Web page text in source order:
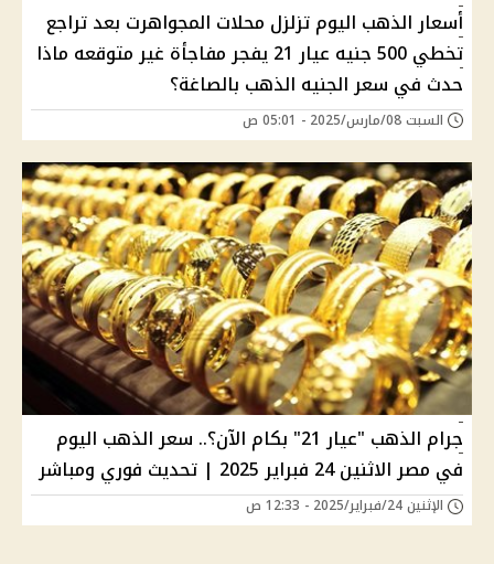
أسعار الذهب اليوم تزلزل محلات المجواهرت بعد تراجع
تخطي 500 جنيه عيار 21 يفجر مفاجأة غير متوقعه ماذا
حدث في سعر الجنيه الذهب بالصاغة؟
السبت 08/مارس/2025 - 05:01 ص
جرام الذهب "عيار 21" بكام الآن؟.. سعر الذهب اليوم
في مصر الاثنين 24 فبراير 2025 | تحديث فوري ومباشر
الإثنين 24/فبراير/2025 - 12:33 ص